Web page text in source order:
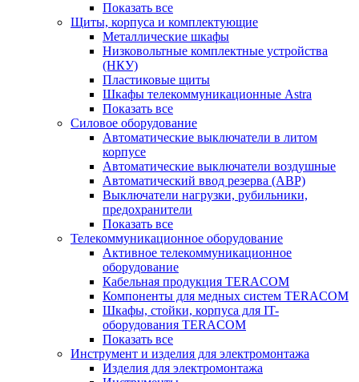
Показать все
Щиты, корпуса и комплектующие
Металлические шкафы
Низковольтные комплектные устройства
(НКУ)
Пластиковые щиты
Шкафы телекоммуникационные Astra
Показать все
Силовое оборудование
Автоматические выключатели в литом
корпусе
Автоматические выключатели воздушные
Автоматический ввод резерва (АВР)
Выключатели нагрузки, рубильники,
предохранители
Показать все
Телекоммуникационное оборудование
Активное телекоммуникационное
оборудование
Кабельная продукция TERACOM
Компоненты для медных систем TERACOM
Шкафы, стойки, корпуса для IT-
оборудования TERACOM
Показать все
Инструмент и изделия для электромонтажа
Изделия для электромонтажа